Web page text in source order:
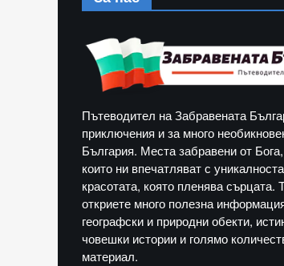
Пътеводител на Забравената
приключения и за много
България. Места забравени от
които ни впечатляват с
красотата, която пленява сърцата.
откриете много полезна
географски и природни обекти,
човешки истории и голямо
материал.